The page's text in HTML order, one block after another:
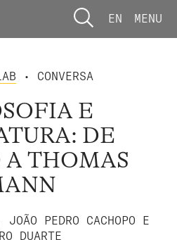
EN MENU
• CONVERSA
E
DE
A THOMAS
JOÃO PEDRO CACHOPO E
DUARTE